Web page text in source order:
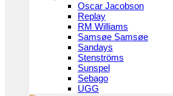
Oscar Jacobson
Replay
RM Williams
Samsøe Samsøe
Sandays
Stenströms
Sunspel
Sebago
UGG